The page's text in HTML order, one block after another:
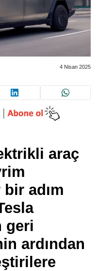
4 Nisan 2025
araç
adım
geri
ardından